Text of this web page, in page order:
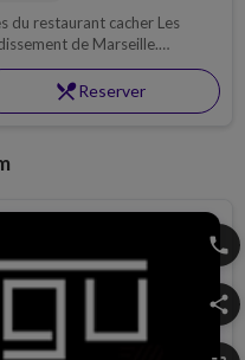
du restaurant cacher Les
de Marseille.
restaurant_menuReserver
phone
share